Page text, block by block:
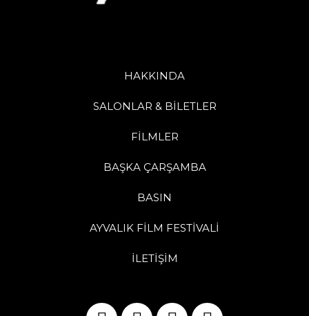
HAKKINDA
SALONLAR & BİLETLER
FİLMLER
BAŞKA ÇARŞAMBA
BASIN
AYVALIK FİLM FESTİVALİ
İLETİŞİM